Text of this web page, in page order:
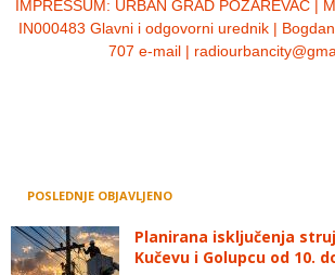
IMPRESSUM: URBAN GRAD POŽAREVAC |
IN000483 Glavni i odgovorni urednik |
707 e-mail |
POSLEDNJE OBJAVLJENO
Planirana isključenja
Kučevu i Golupcu od 10.